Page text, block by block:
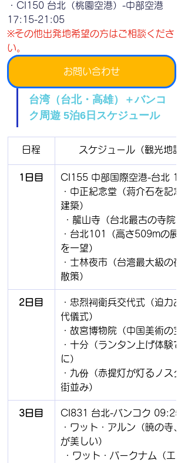
・CI150 台北（桃園空港）-中部空港
17:15-21:05
※その他出発地希望の方はご相談くださ
い。
お問い合わせ
台湾（台北・高雄）＋バンコ
ク周遊 5泊6日スケジュール
日程 スケジュール（観光地説
1日目
CI155 中部国際空港-台北
・中正紀念堂（蒋介石を記念
建築）
・龍山寺（台北最古の寺院）
・台北101（高さ509mの展望
を一望）
・士林夜市（台湾最大級の夜
散策）
2日目
・忠烈祠衛兵交代式（迫力あ
代儀式）
・故宮博物院（中国美術の宝
・十分（ランタン上げ体験で
に）
・九份（赤提灯が灯るノスタ
街並み）
3日目
CI831 台北-バンコク 09:25-
・ワット・アルン（暁の寺、
が美しい）
・ワット・パークナム（エメ